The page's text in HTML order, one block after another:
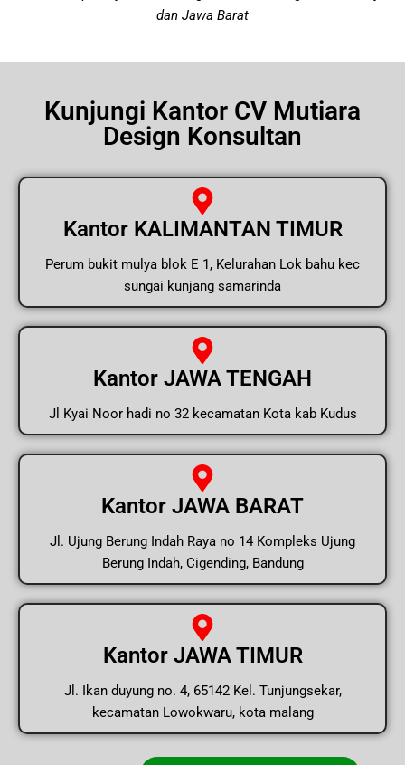
dan Jawa Barat
Kunjungi Kantor CV Mutiara
Design Konsultan
Kantor KALIMANTAN TIMUR
Perum bukit mulya blok E 1, Kelurahan Lok bahu kec
sungai kunjang samarinda
Kantor JAWA TENGAH
Jl Kyai Noor hadi no 32 kecamatan Kota kab Kudus
Kantor JAWA BARAT
Jl. Ujung Berung Indah Raya no 14 Kompleks Ujung
Berung Indah, Cigending, Bandung
Kantor JAWA TIMUR
Jl. Ikan duyung no. 4, 65142 Kel. Tunjungsekar,
kecamatan Lowokwaru, kota malang